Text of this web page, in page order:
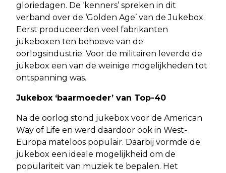
gloriedagen. De ‘kenners’ spreken in dit
verband over de ‘Golden Age’ van de Jukebox.
Eerst produceerden veel fabrikanten
jukeboxen ten behoeve van de
oorlogsindustrie. Voor de militairen leverde de
jukebox een van de weinige mogelijkheden tot
ontspanning was.
Jukebox ‘baarmoeder’ van Top-40
Na de oorlog stond jukebox voor de American
Way of Life en werd daardoor ook in West-
Europa mateloos populair. Daarbij vormde de
jukebox een ideale mogelijkheid om de
populariteit van muziek te bepalen. Het